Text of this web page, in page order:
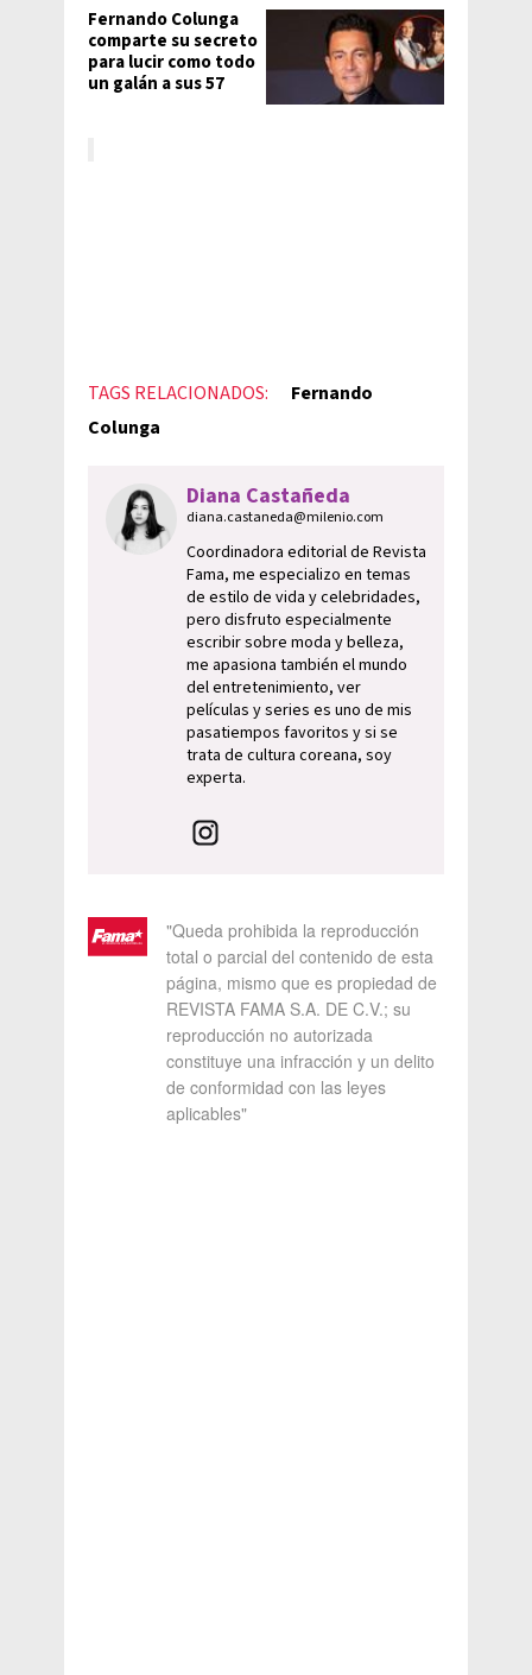
Fernando Colunga
comparte su secreto
para lucir como todo
un galán a sus 57
TAGS RELACIONADOS:
Fernando
Colunga
Diana Castañeda
diana.castaneda@milenio.com
Coordinadora editorial de Revista
Fama, me especializo en temas
de estilo de vida y celebridades,
pero disfruto especialmente
escribir sobre moda y belleza,
me apasiona también el mundo
del entretenimiento, ver
películas y series es uno de mis
pasatiempos favoritos y si se
trata de cultura coreana, soy
experta.
"Queda prohibida la reproducción
total o parcial del contenido de esta
página, mismo que es propiedad de
REVISTA FAMA S.A. DE C.V.; su
reproducción no autorizada
constituye una infracción y un delito
de conformidad con las leyes
aplicables"